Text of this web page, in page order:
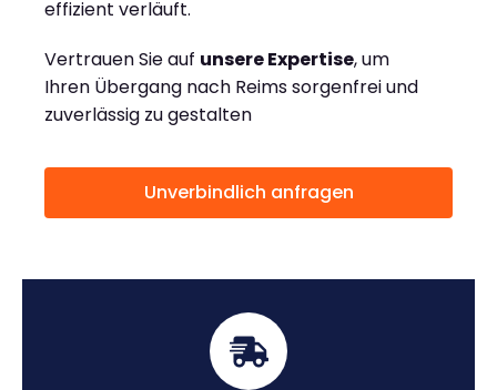
effizient verläuft.
Vertrauen Sie auf unsere Expertise, um
Ihren Übergang nach Reims sorgenfrei und
zuverlässig zu gestalten
Unverbindlich anfragen